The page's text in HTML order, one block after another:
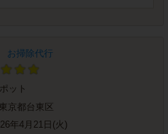
お掃除代行
ット
東京都台東区
年4月21日(火)